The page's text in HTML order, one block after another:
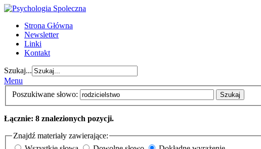
Strona Główna
Newsletter
Linki
Kontakt
Szukaj...
Menu
Poszukiwane słowo:
Szukaj
Łącznie: 8 znalezionych pozycji.
Znajdź materiały zawierające: